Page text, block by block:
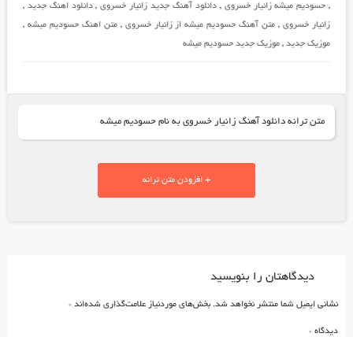
, حسودیم میشه زانیار خسروی ,دانلود آهنگ جدید زانیار خسروی,دانلود اهنگ جدید ,
زانیار خسروی, متن آهنگ حسودیم میشه از زانیار خسروی ,متن اهنگ حسودیم میشه ,
موزیک جدید, موزیک جدید حسودیم میشه
متن ترانه دانلود آهنگ زانیار خسروی به نام حسودیم میشه
+ افزودن متن ترانه
دیدگاهتان را بنویسید
نشانی ایمیل شما منتشر نخواهد شد. بخش‌های موردنیاز علامت‌گذاری شده‌اند *
دیدگاه *